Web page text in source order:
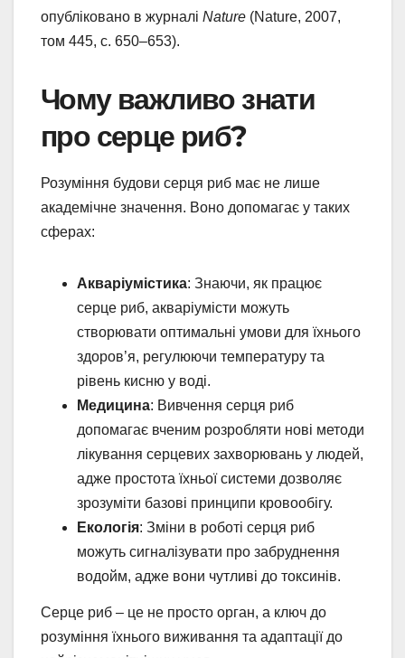
опубліковано в журналі Nature (Nature, 2007,
том 445, с. 650–653).
Чому важливо знати
про серце риб?
Розуміння будови серця риб має не лише
академічне значення. Воно допомагає у таких
сферах:
Акваріумістика: Знаючи, як працює
серце риб, акваріумісти можуть
створювати оптимальні умови для їхнього
здоров’я, регулюючи температуру та
рівень кисню у воді.
Медицина: Вивчення серця риб
допомагає вченим розробляти нові методи
лікування серцевих захворювань у людей,
адже простота їхньої системи дозволяє
зрозуміти базові принципи кровообігу.
Екологія: Зміни в роботі серця риб
можуть сигналізувати про забруднення
водойм, адже вони чутливі до токсинів.
Серце риб – це не просто орган, а ключ до
розуміння їхнього виживання та адаптації до